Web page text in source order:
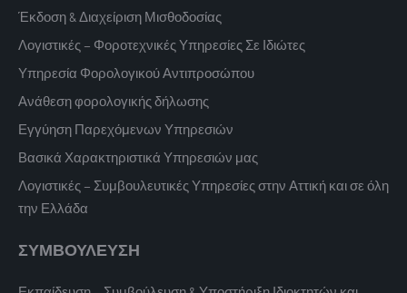
Έκδοση & Διαχείριση Μισθοδοσίας
Λογιστικές – Φοροτεχνικές Υπηρεσίες Σε Ιδιώτες
Υπηρεσία Φορολογικού Αντιπροσώπου
Ανάθεση φορολογικής δήλωσης
Εγγύηση Παρεχόμενων Υπηρεσιών
Βασικά Χαρακτηριστικά Υπηρεσιών μας
Λογιστικές – Συμβουλευτικές Υπηρεσίες στην Αττική και σε όλη
την Ελλάδα
ΣΥΜΒΟΥΛΕΥΣΗ